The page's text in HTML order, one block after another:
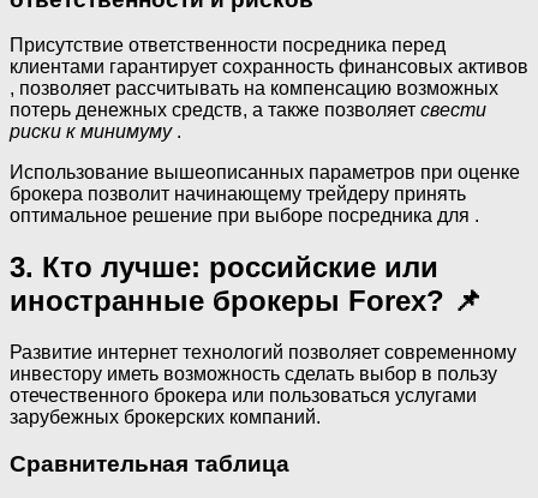
Присутствие ответственности посредника перед
клиентами гарантирует сохранность финансовых активов
, позволяет рассчитывать на компенсацию возможных
потерь денежных средств, а также позволяет свести
риски к минимуму.
Использование вышеописанных параметров при оценке
брокера позволит начинающему трейдеру принять
оптимальное решение при выборе посредника для .
3. Кто лучше: российские или
иностранные брокеры Forex? 📌
Развитие интернет технологий позволяет современному
инвестору иметь возможность сделать выбор в пользу
отечественного брокера или пользоваться услугами
зарубежных брокерских компаний.
Сравнительная таблица